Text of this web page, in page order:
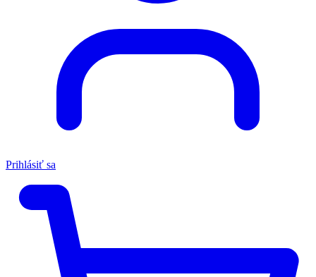
Prihlásiť sa